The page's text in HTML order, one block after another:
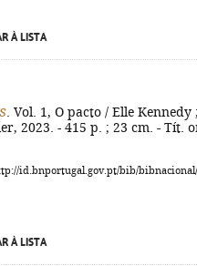
À LISTA
. Vol. 1, O pacto / Elle
2023. - 415 p. ; 23 cm. - Tít.
id.bnportugal.gov.pt/bib/bibnacional/
À LISTA